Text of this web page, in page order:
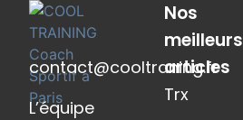
contact@cooltraning.fr
L’équipe
Nos
meilleurs
articles
Trx